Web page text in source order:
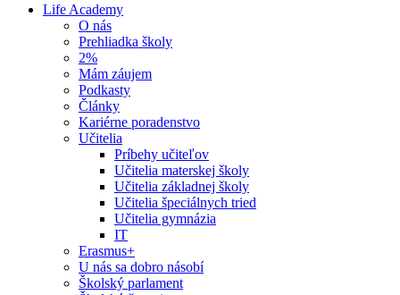
Life Academy
O nás
Prehliadka školy
2%
Mám záujem
Podkasty
Články
Kariérne poradenstvo
Učitelia
Príbehy učiteľov
Učitelia materskej školy
Učitelia základnej školy
Učitelia špeciálnych tried
Učitelia gymnázia
IT
Erasmus+
U nás sa dobro násobí
Školský parlament